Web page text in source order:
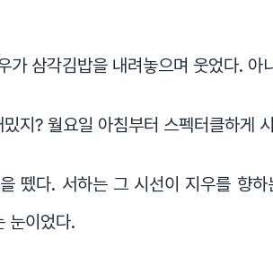
가 삼각김밥을 내려놓으며 웃었다. 아
지? 월요일 아침부터 스펙터클하게
뗐다. 서하는 그 시선이 지우를 향
눈이었다.